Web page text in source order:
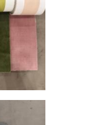
— полная
и упаковки
— осмотр товара на
при
3-5 рабочих
сроки зависят